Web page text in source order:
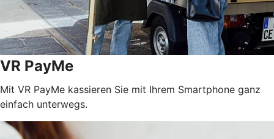
VR PayMe
Mit VR PayMe kassieren Sie mit Ihrem Smartphone ganz
einfach unterwegs.